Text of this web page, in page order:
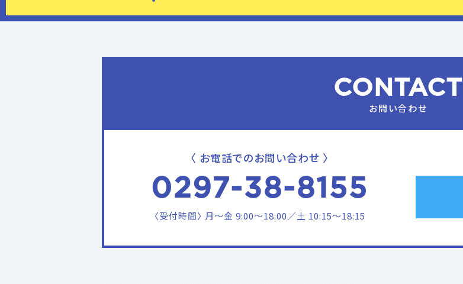
CONTACT
お問い合わせ
〈 お電話でのお問い合わせ 〉
0297-38-8155
〈受付時間〉 月〜金 9:00〜18:00／土 10:15〜18:15